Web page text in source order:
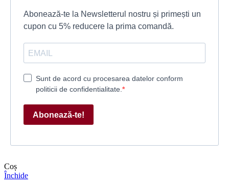
Abonează-te la Newsletterul nostru și primești un
cupon cu 5% reducere la prima comandă.
Sunt de acord cu procesarea datelor conform
politicii de confidentialitate.
Abonează-te!
Coș
Închide